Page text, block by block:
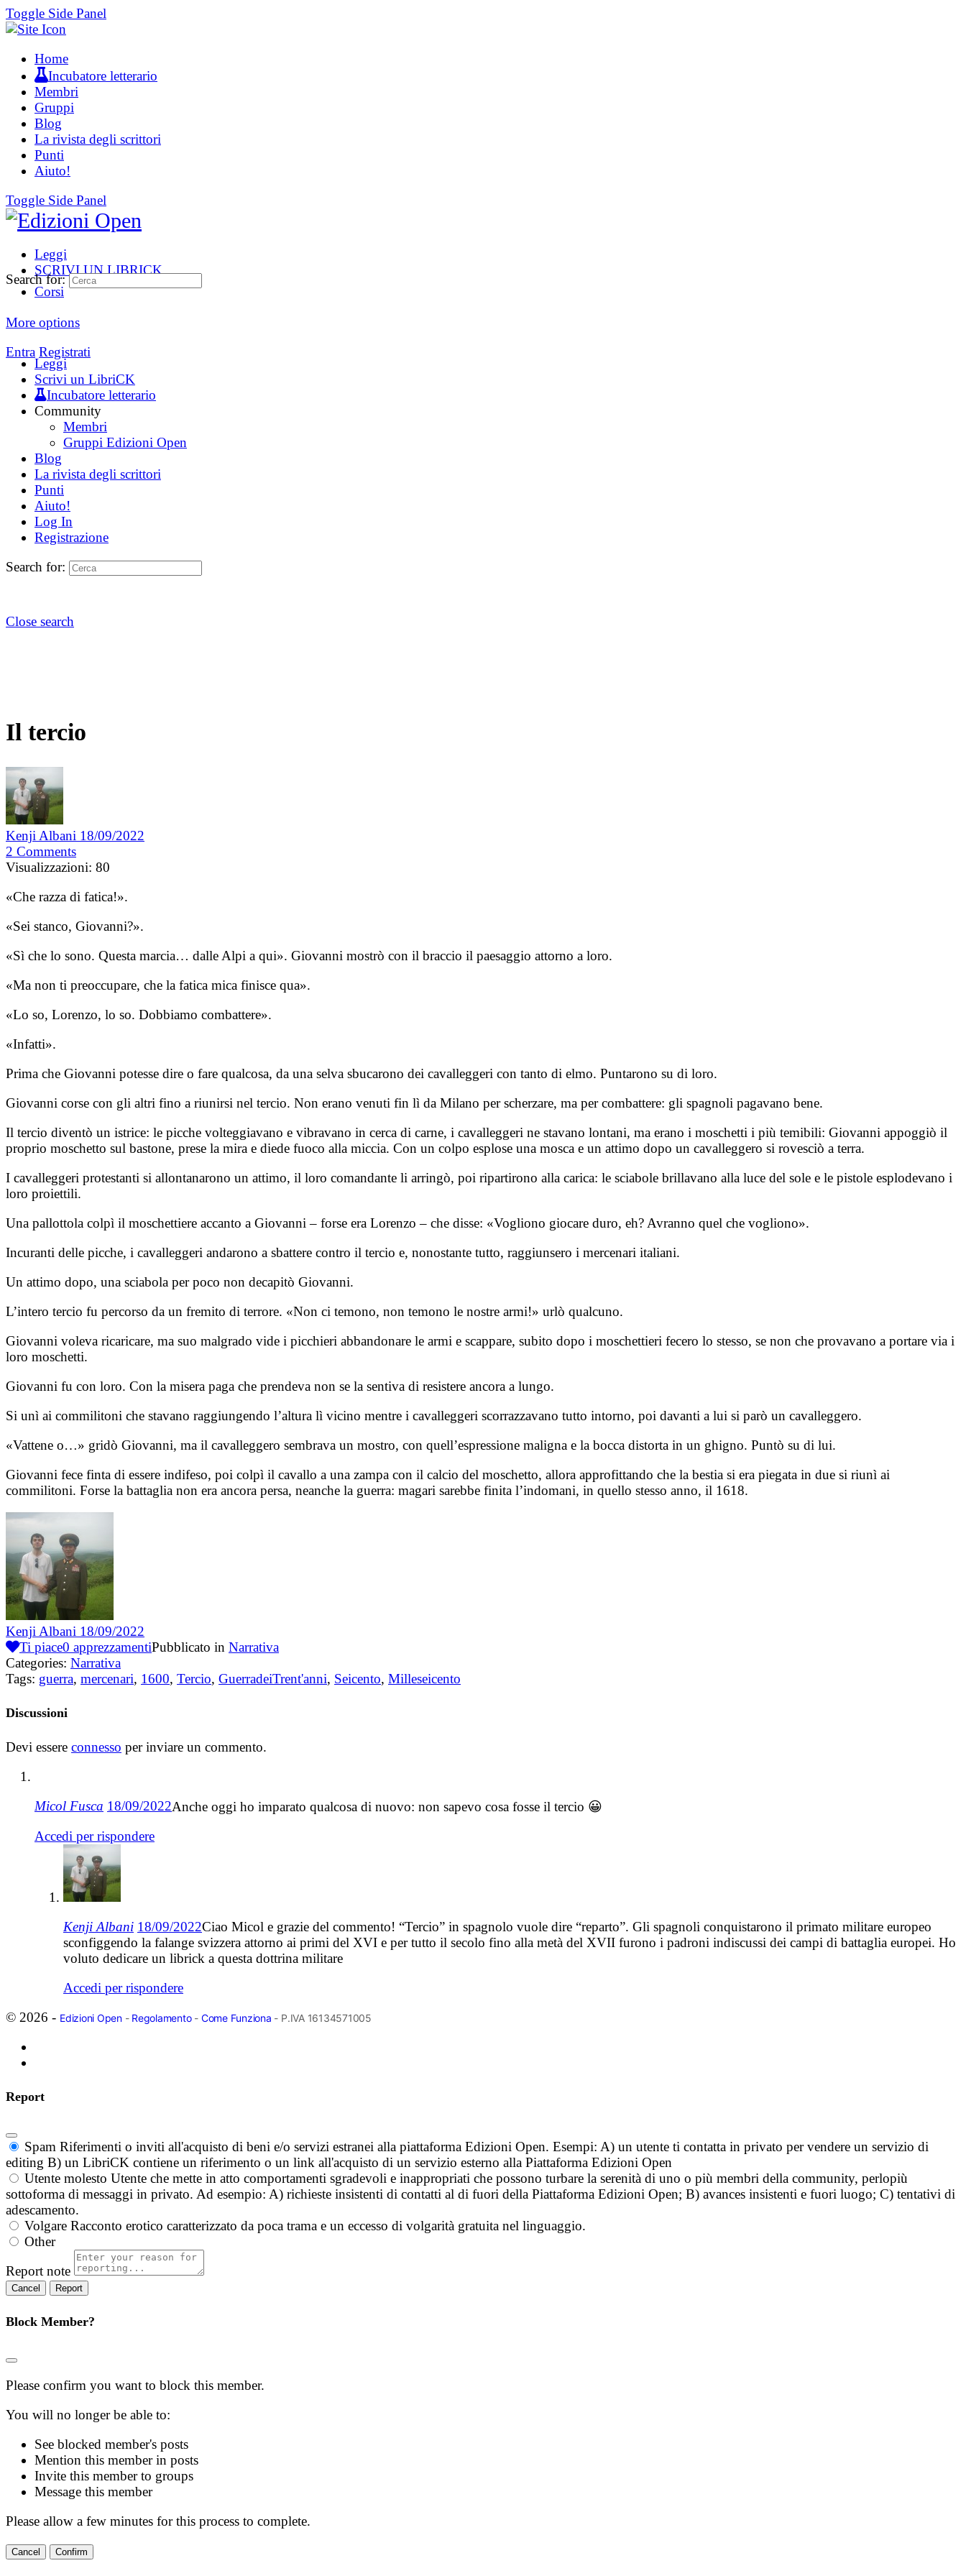
Toggle Side Panel
Home
Incubatore letterario
Membri
Gruppi
Blog
La rivista degli scrittori
Punti
Aiuto!
Toggle Side Panel
Leggi
SCRIVI UN LIBRICK
Corsi
More options
Entra Registrati
Search for:
Leggi
Scrivi un LibriCK
Incubatore letterario
Community
Membri
Gruppi Edizioni Open
Blog
La rivista degli scrittori
Punti
Aiuto!
Log In
Registrazione
Search for:
Close search
Il tercio
Kenji Albani 18/09/2022
2 Comments
Visualizzazioni: 80
«Che razza di fatica!».
«Sei stanco, Giovanni?».
«Sì che lo sono. Questa marcia… dalle Alpi a qui». Giovanni mostrò con il braccio il paesaggio attorno a loro.
«Ma non ti preoccupare, che la fatica mica finisce qua».
«Lo so, Lorenzo, lo so. Dobbiamo combattere».
«Infatti».
Prima che Giovanni potesse dire o fare qualcosa, da una selva sbucarono dei cavalleggeri con tanto di elmo. Puntarono su di loro.
Giovanni corse con gli altri fino a riunirsi nel tercio. Non erano venuti fin lì da Milano per scherzare, ma per combattere: gli spagnoli pagavano bene.
Il tercio diventò un istrice: le picche volteggiavano e vibravano in cerca di carne, i cavalleggeri ne stavano lontani, ma erano i moschetti i più temibili: Giovanni appoggiò il
proprio moschetto sul bastone, prese la mira e diede fuoco alla miccia. Con un colpo esplose una mosca e un attimo dopo un cavalleggero si rovesciò a terra.
I cavalleggeri protestanti si allontanarono un attimo, il loro comandante li arringò, poi ripartirono alla carica: le sciabole brillavano alla luce del sole e le pistole esplodevano i
loro proiettili.
Una pallottola colpì il moschettiere accanto a Giovanni – forse era Lorenzo – che disse: «Vogliono giocare duro, eh? Avranno quel che vogliono».
Incuranti delle picche, i cavalleggeri andarono a sbattere contro il tercio e, nonostante tutto, raggiunsero i mercenari italiani.
Un attimo dopo, una sciabola per poco non decapitò Giovanni.
L’intero tercio fu percorso da un fremito di terrore. «Non ci temono, non temono le nostre armi!» urlò qualcuno.
Giovanni voleva ricaricare, ma suo malgrado vide i picchieri abbandonare le armi e scappare, subito dopo i moschettieri fecero lo stesso, se non che provavano a portare via i
loro moschetti.
Giovanni fu con loro. Con la misera paga che prendeva non se la sentiva di resistere ancora a lungo.
Si unì ai commilitoni che stavano raggiungendo l’altura lì vicino mentre i cavalleggeri scorrazzavano tutto intorno, poi davanti a lui si parò un cavalleggero.
«Vattene o…» gridò Giovanni, ma il cavalleggero sembrava un mostro, con quell’espressione maligna e la bocca distorta in un ghigno. Puntò su di lui.
Giovanni fece finta di essere indifeso, poi colpì il cavallo a una zampa con il calcio del moschetto, allora approfittando che la bestia si era piegata in due si riunì ai
commilitoni. Forse la battaglia non era ancora persa, neanche la guerra: magari sarebbe finita l’indomani, in quello stesso anno, il 1618.
Kenji Albani 18/09/2022
Ti piace0 apprezzamentiPubblicato in Narrativa
Categories: Narrativa
Tags: guerra, mercenari, 1600, Tercio, GuerradeiTrent'anni, Seicento, Milleseicento
Discussioni
Devi essere connesso per inviare un commento.
Micol Fusca 18/09/2022Anche oggi ho imparato qualcosa di nuovo: non sapevo cosa fosse il tercio 😀
Accedi per rispondere
Kenji Albani 18/09/2022Ciao Micol e grazie del commento! “Tercio” in spagnolo vuole dire “reparto”. Gli spagnoli conquistarono il primato militare europeo
sconfiggendo la falange svizzera attorno ai primi del XVI e per tutto il secolo fino alla metà del XVII furono i padroni indiscussi dei campi di battaglia europei. Ho
voluto dedicare un librick a questa dottrina militare
Accedi per rispondere
© 2026 - Edizioni Open- Regolamento- Come Funziona - P.IVA 16134571005
Report
Spam Riferimenti o inviti all'acquisto di beni e/o servizi estranei alla piattaforma Edizioni Open. Esempi: A) un utente ti contatta in privato per vendere un servizio di
editing B) un LibriCK contiene un riferimento o un link all'acquisto di un servizio esterno alla Piattaforma Edizioni Open
Utente molesto Utente che mette in atto comportamenti sgradevoli e inappropriati che possono turbare la serenità di uno o più membri della community, perlopiù
sottoforma di messaggi in privato. Ad esempio: A) richieste insistenti di contatti al di fuori della Piattaforma Edizioni Open; B) avances insistenti e fuori luogo; C) tentativi di
adescamento.
Volgare Racconto erotico caratterizzato da poca trama e un eccesso di volgarità gratuita nel linguaggio.
Other
Report note
Report
Block Member?
Please confirm you want to block this member.
You will no longer be able to:
See blocked member's posts
Mention this member in posts
Invite this member to groups
Message this member
Please allow a few minutes for this process to complete.
Confirm